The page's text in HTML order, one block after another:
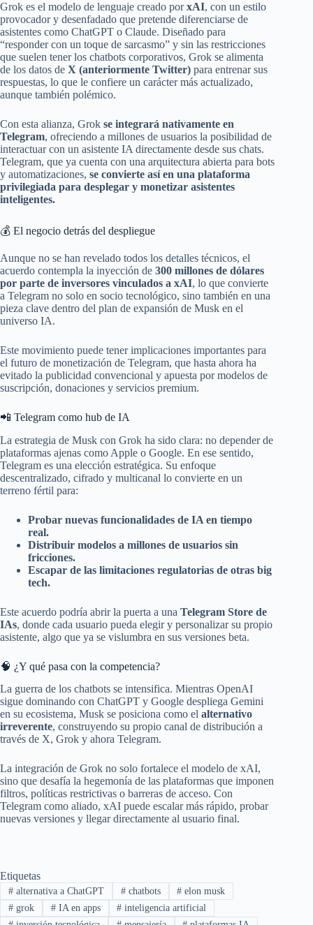
Grok es el modelo de lenguaje creado porxAI, con un estilo
provocador y desenfadado que pretende diferenciarse de
asistentes como ChatGPT o Claude. Diseñado para
“responder con un toque de sarcasmo” y sin las restricciones
que suelen tener los chatbots corporativos, Grok se alimenta
de los datos de X (anteriormente Twitter) para entrenar sus
respuestas, lo que le confiere un carácter más actualizado,
aunque también polémico.
Con esta alianza, Grok se integrará nativamente en
Telegram, ofreciendo a millones de usuarios la posibilidad de
interactuar con un asistente IA directamente desde sus chats.
Telegram, que ya cuenta con una arquitectura abierta para bots
y automatizaciones, se convierte así en una plataforma
privilegiada para desplegar y monetizar asistentes
inteligentes.
💰 El negocio detrás del despliegue
Aunque no se han revelado todos los detalles técnicos, el
acuerdo contempla la inyección de 300 millones de dólares
por parte de inversores vinculados a xAI, lo que convierte
a Telegram no solo en socio tecnológico, sino también en una
pieza clave dentro del plan de expansión de Musk en el
universo IA.
Este movimiento puede tener implicaciones importantes para
el futuro de monetización de Telegram, que hasta ahora ha
evitado la publicidad convencional y apuesta por modelos de
suscripción, donaciones y servicios premium.
📲 Telegram como hub de IA
La estrategia de Musk con Grok ha sido clara: no depender de
plataformas ajenas como Apple o Google. En ese sentido,
Telegram es una elección estratégica. Su enfoque
descentralizado, cifrado y multicanal lo convierte en un
terreno fértil para:
Probar nuevas funcionalidades de IA en tiempo
real.
Distribuir modelos a millones de usuarios sin
fricciones.
Escapar de las limitaciones regulatorias de otras big
tech.
Este acuerdo podría abrir la puerta a una Telegram Store de
IAs, donde cada usuario pueda elegir y personalizar su propio
asistente, algo que ya se vislumbra en sus versiones beta.
🧠 ¿Y qué pasa con la competencia?
La guerra de los chatbots se intensifica. Mientras OpenAI
sigue dominando con ChatGPT y Google despliega Gemini
en su ecosistema, Musk se posiciona como el alternativo
irreverente, construyendo su propio canal de distribución a
través de X, Grok y ahora Telegram.
La integración de Grok no solo fortalece el modelo de xAI,
sino que desafía la hegemonía de las plataformas que imponen
filtros, políticas restrictivas o barreras de acceso. Con
Telegram como aliado, xAI puede escalar más rápido, probar
nuevas versiones y llegar directamente al usuario final.
Etiquetas
#alternativa a ChatGPT #chatbots # elon musk
#grok #IA en apps # inteligencia artificial